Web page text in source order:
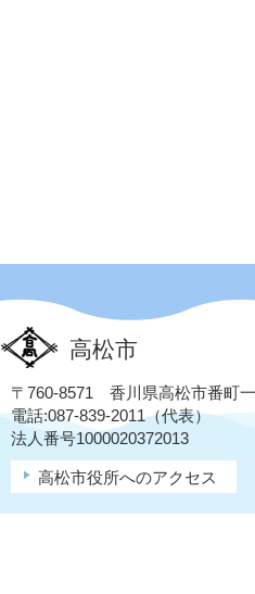
高松市
〒760-8571 香川県高松市番町
電話:087-839-2011（代表）
法人番号1000020372013
高松市役所へのアクセス